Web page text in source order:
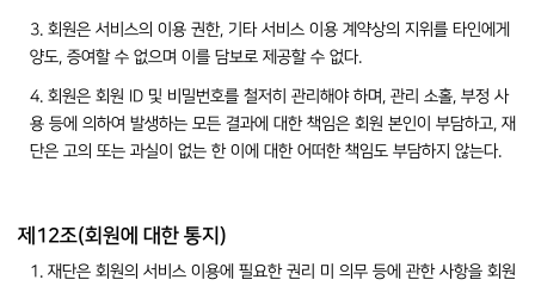
3. 회원은 서비스의 이용 권한, 기타 서비스 이용 계약상의 지위를 타인에게
양도, 증여할 수 없으며 이를 담보로 제공할 수 없다.
4. 회원은 회원 ID 및 비밀번호를 철저히 관리해야 하며, 관리 소홀, 부정 사
용 등에 의하여 발생하는 모든 결과에 대한 책임은 회원 본인이 부담하고, 재
단은 고의 또는 과실이 없는 한 이에 대한 어떠한 책임도 부담하지 않는다.
제12조(회원에 대한 통지)
1. 재단은 회원의 서비스 이용에 필요한 권리 미 의무 등에 관한 사항을 회원